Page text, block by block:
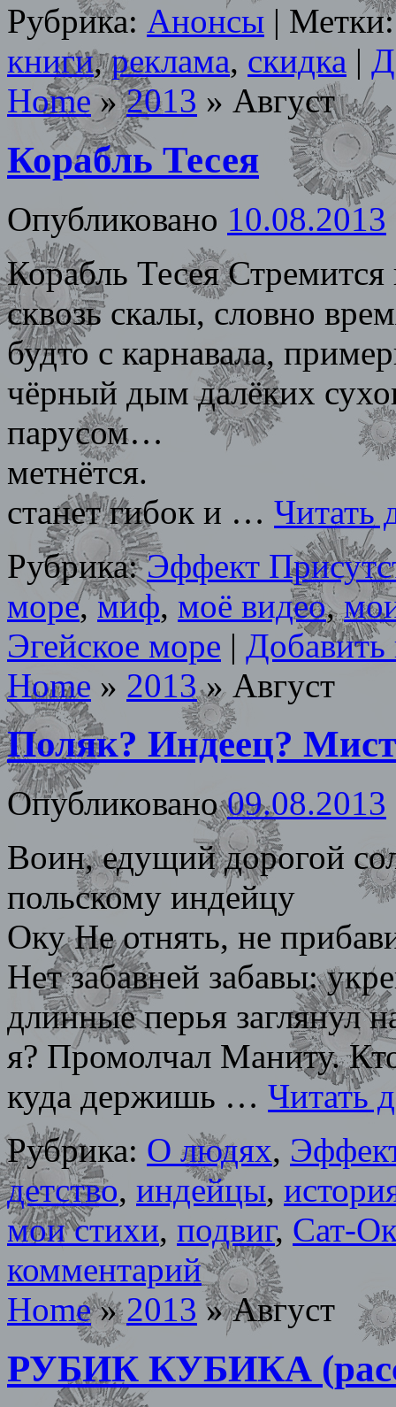
Рубрика: Анонсы | Метки:
книги,реклама, скидка |
Home»2013 » Август
Корабль Тесея
Опубликовано 10.08.2013
Корабль Тесея
сквозь скалы, словно
будто с карнавала,
чёрный дым далёких
парусом… Не
метнётся.
станет гибок и … Читать
Рубрика: Эффект
море,миф, моё видео,
Эгейское море |
Home » 2013» Август
Поляк? Индеец?
Опубликовано 09.08.2013
Воин, едущий
польскому
Оку Не отнять, не
Нет забавней забавы:
длинные перья заглянул
я? Промолчал Маниту.
куда держишь … Читать
Рубрика: О людях,
детство, индейцы,
мои стихи, подвиг, Сат-
комментарий
Home»2013 »Август
РУБИК КУБИКА